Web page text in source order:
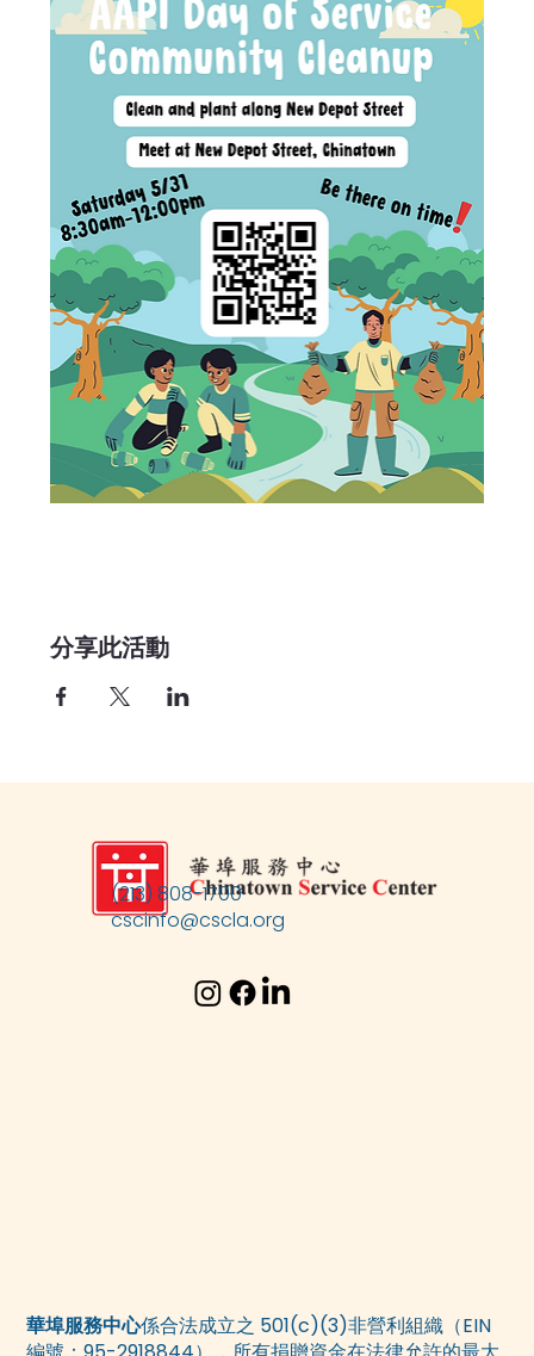
分享此活動
(213) 808-1700
cscinfo@cscla.org
華埠服務中心係合法成立之 501(c)(3)非營利組織（EIN